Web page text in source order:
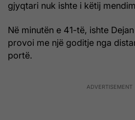
gjyqtari nuk ishte i këtij
Në minutën e 41-të, ishte
provoi me një goditje nga
portë.